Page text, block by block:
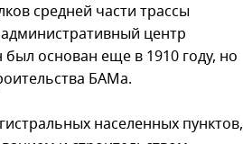
средней части трассы
центр
основан еще в 1910 году, но
БАМа.
населенных пунктов,